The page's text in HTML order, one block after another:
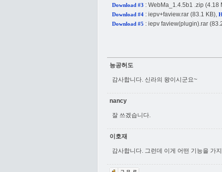
Download #3 : WebMa_1.4.5b1 .zip (4.18
Download #4 : iepv+faview.rar (83.1 KB),
Download #5 : iepv faview(plugin).rar
능공허도
감사합니다. 신라의 왕이시군요~
nancy
잘 쓰겠습니다.
이호재
감사합니다. 그런데 이게 어떤 기능을 가